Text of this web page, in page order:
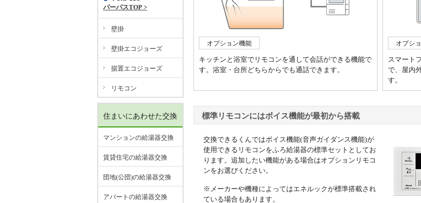
オプション機能
キッチンと浴室でリモコンを通して会話ができる機能で
す。浴室・台所どちらからでも通話できます。
オプシ
スマート
で、屋内
す。
標準リモコンにはボイス機能が最初から搭載
交換できるくんではボイス機能(音声ガイダンス機能)が
使用できるリモコンをふろ給湯器の標準セットとしてお
ります。追加したい機能がある場合はオプションリモコ
ンをお選びください。
※メーカーや機種によってはエネルックが標準搭載され
ている場合もあります。
パーパスTOP >
壁掛
壁掛エコジョーズ
据置エコジョーズ
リモコン
住まいにあわせた交換
マンションの給湯器交換
賃貸住宅の給湯器交換
団地(公団)の給湯器交換
アパートの給湯器交換